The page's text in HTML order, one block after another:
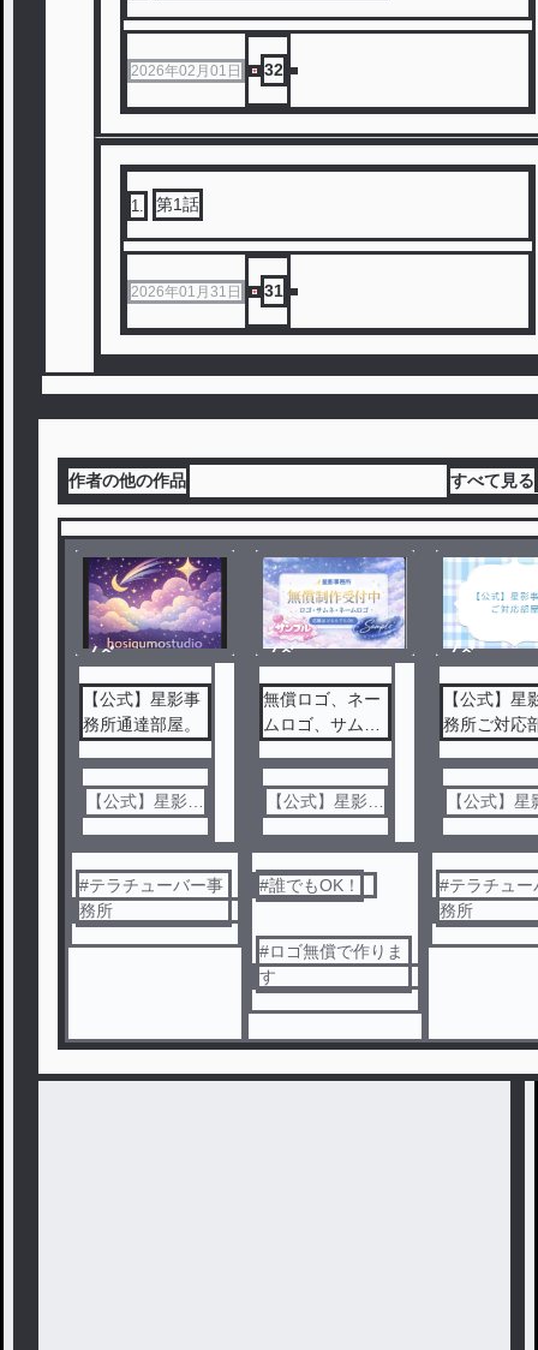
2026年02月01日 32
1. 第1話
2026年01月31日 31
作者の他の作品 すべて見る
ノベ
【公式】星影事
務所通達部屋。
【公式】星影事
#テラチューバー事
務所
ノベ
無償ロゴ、ネー
ムロゴ、サムネ
【公式】星影事
#誰でもOK！
#ロゴ無償で作りま
す
ノベ
【公式】星
務所ご対応
【公式】星
#テラチュー
務所